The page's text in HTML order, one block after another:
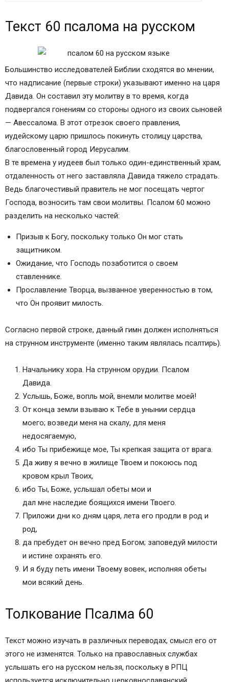
Толкование Псалма 60
В конец, в песнех, Давиду, псалом
К исполнению, по образу гимнов. Давида.
Когда следует читать текст молитвы псалом
псалом 60 на русском языке
Читать православный текст псалом 60 на
русском языке
Славянский Псалтырь, текст псалом 60 на
Шестидесятый Псалом на церковнославянском
языке с переводом на русский язык
Текст 60 псалома на русском
Большинство исследователей Библии сходятся во мнении,
что надписание (первые строки) указывают именно на царя
Давида. Он составил эту молитву в то время, когда
подвергался гонениям со стороны одного из своих сыновей
— Авессалома. В этот отрезок своего правления,
иудейскому царю пришлось покинуть столицу царства,
благословенный город Иерусалим.
В те времена у иудеев был только один-единственный храм,
отдаленность от него заставляла Давида тяжело страдать.
Ведь благочестивый правитель не мог посещать чертог
Господа, возносить там свои молитвы. Псалом 60 можно
разделить на несколько частей:
Призыв к Богу, поскольку только Он мог стать
защитником.
Ожидание, что Господь позаботится о своем
ставленнике.
Прославление Творца, вызванное уверенностью в том,
что Он проявит милость.
Согласно первой строке, данный гимн должен исполняться
на струнном инструменте (именно таким являлась псалтирь).
Начальнику хора. На струнном орудии. Псалом
Давида.
Услышь, Боже, вопль мой, внемли молитве моей!
От конца земли взываю к Тебе в унынии сердца
моего; возведи меня на скалу, для меня
недосягаемую,
ибо Ты прибежище мое, Ты крепкая защита от врага.
Да живу я вечно в жилище Твоем и покоюсь под
кровом крыл Твоих,
ибо Ты, Боже, услышал обеты мои и
дал мне наследие боящихся имени Твоего.
Приложи дни ко дням царя, лета его продли в род и
род,
да пребудет он вечно пред Богом; заповедуй милости
и истине охранять его.
И я буду петь имени Твоему вовек, исполняя обеты
мои всякий день.
Толкование Псалма 60
Текст можно изучать в различных переводах, смысл его от
этого не изменятся. Только на православных службах
услышать его на русском нельзя, поскольку в РПЦ